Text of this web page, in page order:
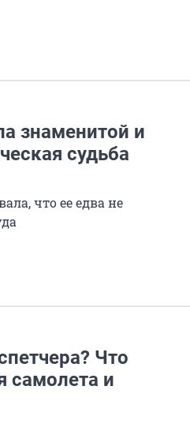
знаменитой и
судьба
что ее едва не
Что
самолета и